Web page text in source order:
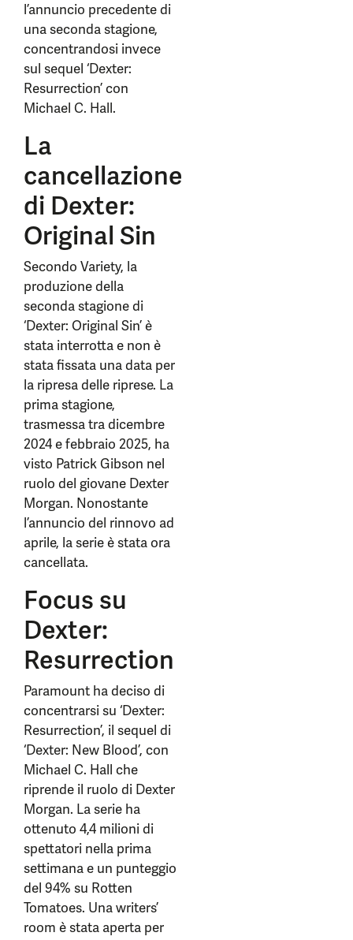
l’annuncio precedente di
una seconda stagione,
concentrandosi invece
sul sequel ‘Dexter:
Resurrection’ con
Michael C. Hall.
La
cancellazione
di Dexter:
Original Sin
Secondo Variety, la
produzione della
seconda stagione di
‘Dexter: Original Sin’ è
stata interrotta e non è
stata fissata una data per
la ripresa delle riprese. La
prima stagione,
trasmessa tra dicembre
2024 e febbraio 2025, ha
visto Patrick Gibson nel
ruolo del giovane Dexter
Morgan. Nonostante
l’annuncio del rinnovo ad
aprile, la serie è stata ora
cancellata.
Focus su
Dexter:
Resurrection
Paramount ha deciso di
concentrarsi su ‘Dexter:
Resurrection’, il sequel di
‘Dexter: New Blood’, con
Michael C. Hall che
riprende il ruolo di Dexter
Morgan. La serie ha
ottenuto 4,4 milioni di
spettatori nella prima
settimana e un punteggio
del 94% su Rotten
Tomatoes. Una writers’
room è stata aperta per